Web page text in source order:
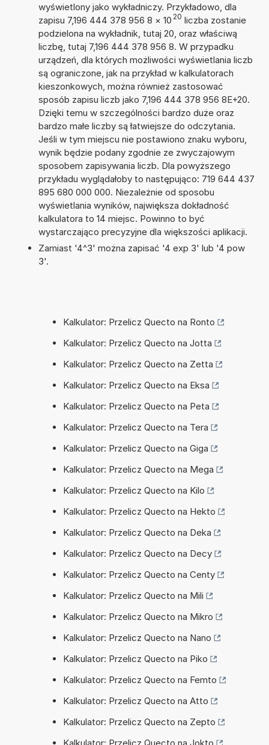
wyświetlony jako wykładniczy. Przykładowo, dla
zapisu 7,196 444 378 956 8 × 10 20 liczba zostanie
podzielona na wykładnik, tutaj 20, oraz właściwą
liczbę, tutaj 7,196 444 378 956 8. W przypadku
urządzeń, dla których możliwości wyświetlania liczb
są ograniczone, jak na przykład w kalkulatorach
kieszonkowych, można również zastosować
sposób zapisu liczb jako 7,196 444 378 956 8E+20.
Dzięki temu w szczególności bardzo duże oraz
bardzo małe liczby są łatwiejsze do odczytania.
Jeśli w tym miejscu nie postawiono znaku wyboru,
wynik będzie podany zgodnie ze zwyczajowym
sposobem zapisywania liczb. Dla powyższego
przykładu wyglądałoby to następująco: 719 644 437
895 680 000 000. Niezależnie od sposobu
wyświetlania wyników, największa dokładność
kalkulatora to 14 miejsc. Powinno to być
wystarczająco precyzyjne dla większości aplikacji.
Zamiast '4^3' można zapisać '4 exp 3' lub '4 pow
3'.
Kalkulator: Przelicz Quecto na Ronto
Kalkulator: Przelicz Quecto na Jotta
Kalkulator: Przelicz Quecto na Zetta
Kalkulator: Przelicz Quecto na Eksa
Kalkulator: Przelicz Quecto na Peta
Kalkulator: Przelicz Quecto na Tera
Kalkulator: Przelicz Quecto na Giga
Kalkulator: Przelicz Quecto na Mega
Kalkulator: Przelicz Quecto na Kilo
Kalkulator: Przelicz Quecto na Hekto
Kalkulator: Przelicz Quecto na Deka
Kalkulator: Przelicz Quecto na Decy
Kalkulator: Przelicz Quecto na Centy
Kalkulator: Przelicz Quecto na Mili
Kalkulator: Przelicz Quecto na Mikro
Kalkulator: Przelicz Quecto na Nano
Kalkulator: Przelicz Quecto na Piko
Kalkulator: Przelicz Quecto na Femto
Kalkulator: Przelicz Quecto na Atto
Kalkulator: Przelicz Quecto na Zepto
Kalkulator: Przelicz Quecto na Jokto